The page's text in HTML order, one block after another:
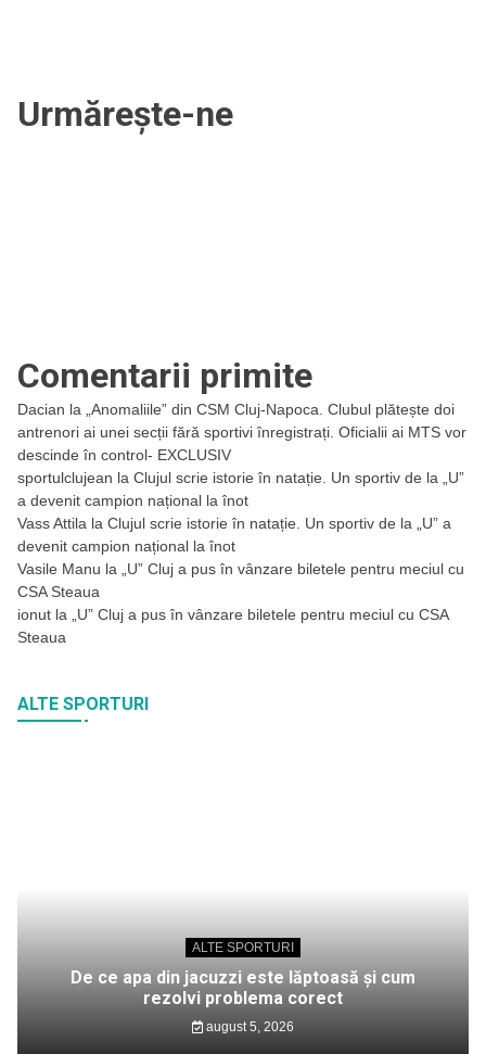
Urmărește-ne
Comentarii primite
Dacian la
„Anomaliile” din CSM Cluj-Napoca. Clubul plătește doi
antrenori ai unei secții fără sportivi înregistrați. Oficialii ai MTS vor
descinde în control- EXCLUSIV
sportulclujean la Clujul scrie istorie în natație. Un sportiv de la „U”
a devenit campion național la înot
Vass Attila la Clujul scrie istorie în natație. Un sportiv de la „U” a
devenit campion național la înot
Vasile Manu la
„U” Cluj a pus în vânzare biletele pentru meciul cu
CSA Steaua
ionut la
„U” Cluj a pus în vânzare biletele pentru meciul cu CSA
Steaua
ALTE SPORTURI
ALTE SPORTURI
De ce apa din jacuzzi este lăptoasă și cum
rezolvi problema corect
august 5, 2026